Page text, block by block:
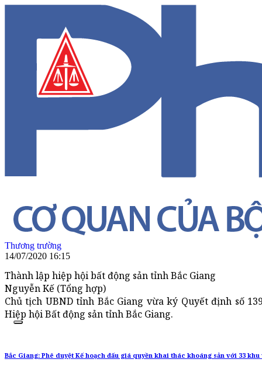
Thương trường
14/07/2020 16:15
Thành lập hiệp hội bất động sản tỉnh Bắc Giang
Nguyễn Kế (Tổng hợp)
Chủ tịch UBND tỉnh Bắc Giang vừa ký Quyết định số
Hiệp hội Bất động sản tỉnh Bắc Giang.
Bắc Giang: Phê duyệt Kế hoạch đấu giá quyền khai thác khoáng sản với 33